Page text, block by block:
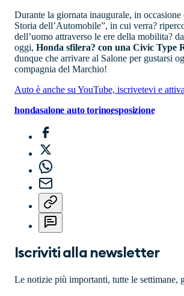
Durante la giornata inaugurale, in occasione
Storia dell’Automobile”, in cui verra?
dell’uomo attraverso le ere della mobilita?
oggi, Honda sfilera? con una Civic Type
dunque che arrivare al Salone per gustarsi
compagnia del Marchio!
Auto è anche su YouTube, iscrivetevi e
hondasalone auto torinoesposizione
Iscriviti alla newsletter
Le notizie più importanti, tutte le settimane,